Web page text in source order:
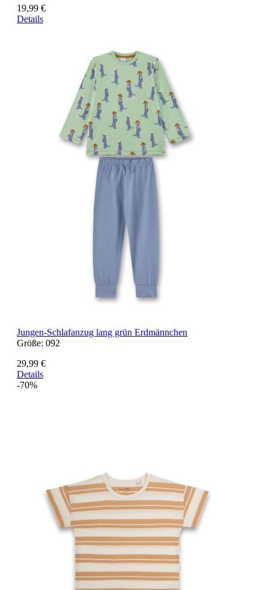
19,99 €
Details
Jungen-Schlafanzug lang grün Erdmännchen
Größe: 092
29,99 €
Details
-70%